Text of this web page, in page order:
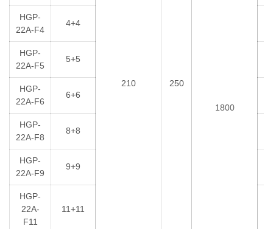
210 250
1800
HGP-
22A-F4
4+4
HGP-
22A-F5
5+5
HGP-
22A-F6
6+6
HGP-
22A-F8
8+8
HGP-
22A-F9
9+9
HGP-
22A-
F11
11+11